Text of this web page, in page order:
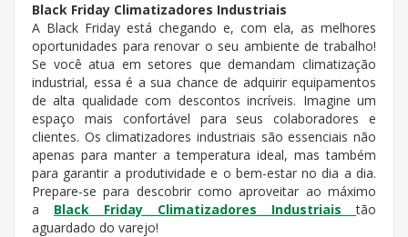
Black Friday Climatizadores Industriais
A Black Friday está chegando e, com ela, as melhores
oportunidades para renovar o seu ambiente de trabalho!
Se você atua em setores que demandam climatização
industrial, essa é a sua chance de adquirir equipamentos
de alta qualidade com descontos incríveis. Imagine um
espaço mais confortável para seus colaboradores e
clientes. Os climatizadores industriais são essenciais não
apenas para manter a temperatura ideal, mas também
para garantir a produtividade e o bem-estar no dia a dia.
Prepare-se para descobrir como aproveitar ao máximo
a Black Friday Climatizadores Industriais
tão
aguardado do varejo!